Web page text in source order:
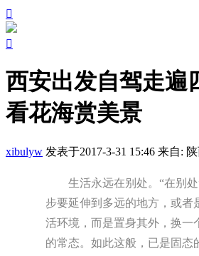


西安出发自驾走遍
看花海赏美景
xibulyw 发表于2017-3-31 15:46 来自:
生活永远在别处。“在别
步要延伸到多远的地方，或者
活环境，而是置身其外，换一
的常态。如此这般，已是固态